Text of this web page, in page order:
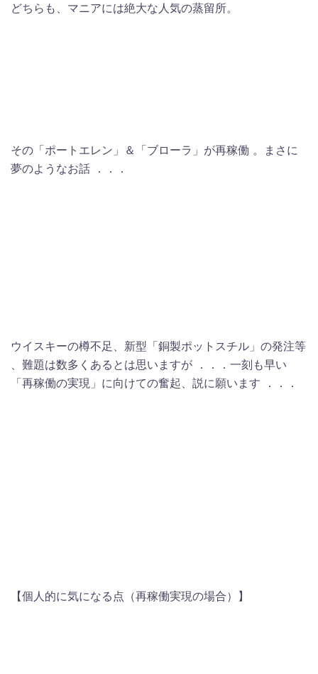
どちらも、マニアには絶大な人気の蒸留所。
その「ポートエレン」＆「ブローラ」が再稼働 。まさに
夢のようなお話 ．．．
ウイスキーの樽不足、新型「銅製ポットスチル」の発注等
、難題は数多くあるとは思いますが ．．．一刻も早い
「再稼働の実現」に向けての奮起、説に願います ．．．
【個人的に気になる点（再稼働実現の場合）】